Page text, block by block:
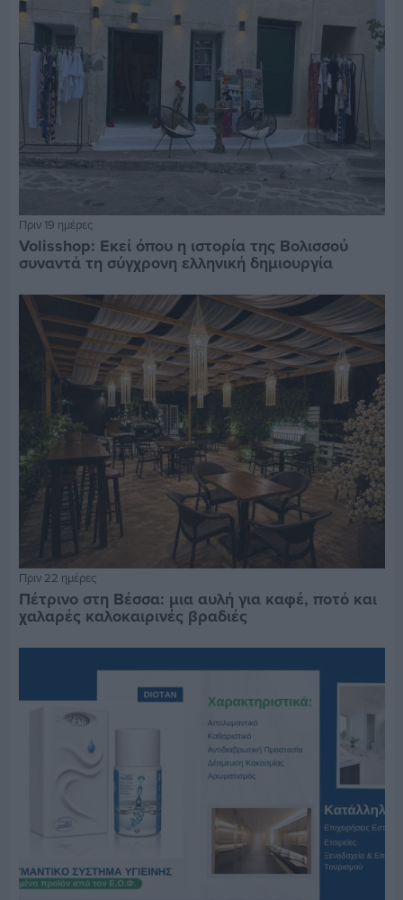
Πριν 19 ημέρες
Volisshop: Εκεί όπου η ιστορία της Βολισσού
συναντά τη σύγχρονη ελληνική δημιουργία
Πριν 22 ημέρες
Πέτρινο στη Βέσσα: μια αυλή για καφέ, ποτό και
χαλαρές καλοκαιρινές βραδιές